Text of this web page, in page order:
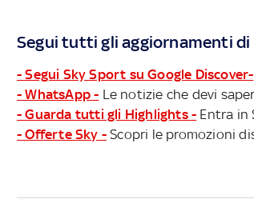
Segui tutti gli aggiornamenti di
- Segui Sky Sport su Google Discover-
- WhatsApp - Le notizie che devi
- Guarda tutti gli Highlights - Entra in
- Offerte Sky - Scopri le promozioni